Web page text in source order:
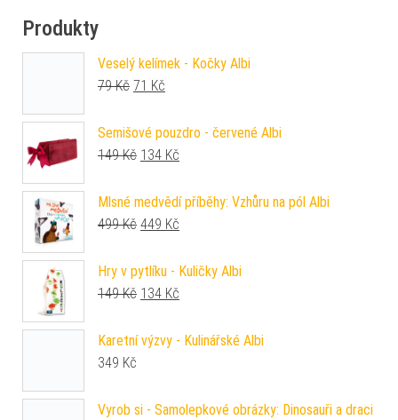
Produkty
Veselý kelímek - Kočky Albi
79Kč Původní cena byla: 79 Kč.
71 Kč
Semišové pouzdro - červené Albi
149Kč Původní cena byla: 149 Kč.
134 Kč
Mlsné medvědí příběhy: Vzhůru na pól Albi
499Kč Původní cena byla: 499 Kč.
449 Kč
Hry v pytlíku - Kuličky Albi
149Kč Původní cena byla: 149 Kč.
134 Kč
Karetní výzvy - Kulinářské Albi
349 Kč
Vyrob si - Samolepkové obrázky: Dinosauři a draci